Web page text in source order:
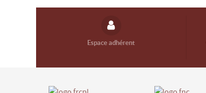
Espace adhérent